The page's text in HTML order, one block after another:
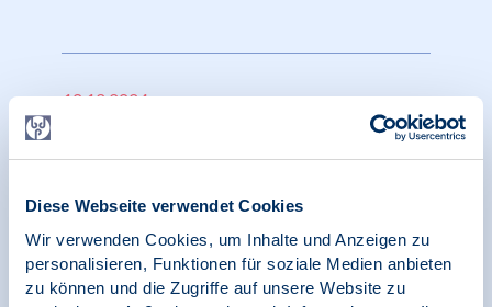
Diese Webseite verwendet Cookies
Wir verwenden Cookies, um Inhalte und Anzeigen zu
personalisieren, Funktionen für soziale Medien anbieten
zu können und die Zugriffe auf unsere Website zu
10.12.2024
Initiative Arbeitsschutz | Aufzeichnung | SK
einfache Techniken, um Körper und Geist
wieder aufzuladen / Vortrag von Hejko Bauer
zur Woche der seelischen Gesundheit